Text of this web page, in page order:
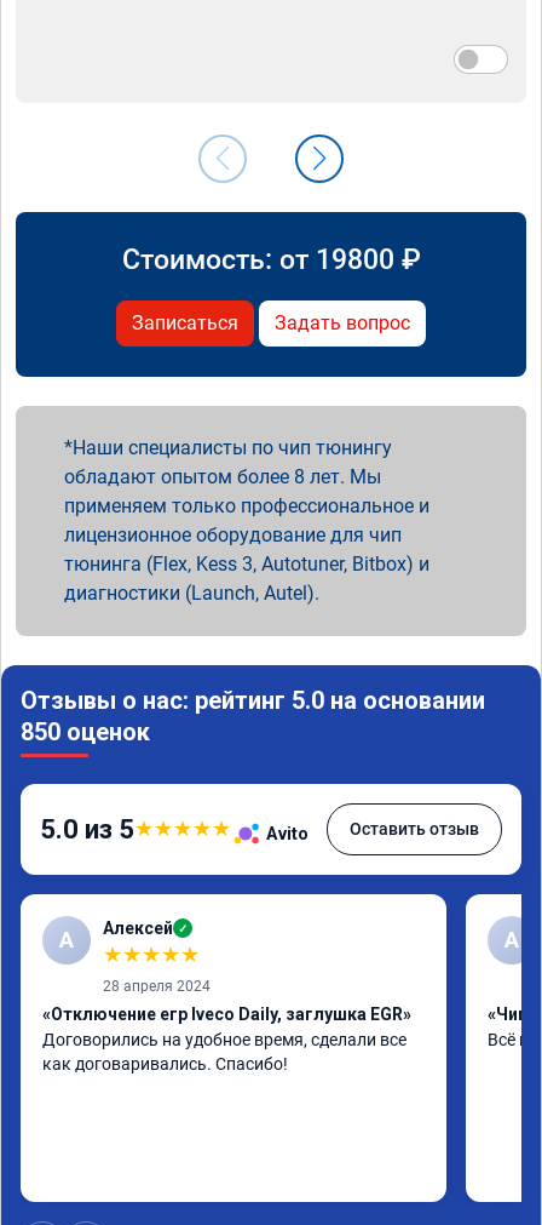
Стоимость: от 19800 ₽
Записаться Задать вопрос
Наши специалисты по чип тюнингу
обладают опытом более 8 лет. Мы
применяем только профессиональное и
лицензионное оборудование для чип
тюнинга (Flex, Kess 3, Autotuner, Bitbox) и
диагностики (Launch, Autel).
Отзывы о нас: рейтинг 5.0 на основании
850 оценок
5.0 из 5★★★★★ Avito Оставить отзыв
А Алексей ✓
★★★★★
28 апреля 2024
«Отключение егр Iveco Daily, заглушка EGR»
Договорились на удобное время, сделали все
как договаривались. Спасибо!
А
«Чип
Всё